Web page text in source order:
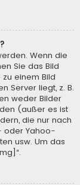
Wenn die
Sie das Bild
einem Bild
Server liegt, z. B.
weder Bilder
(außer es ist
die nur nach
oder Yahoo-
usw. Um das